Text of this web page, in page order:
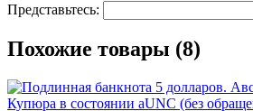
Представьтесь:
Похожие товары (8)